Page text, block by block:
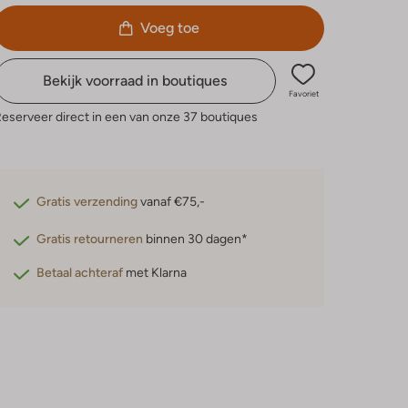
Voeg toe
Bekijk voorraad in boutiques
Favoriet
direct in een van onze 37 boutiques
Gratis verzendingvanaf €75,-
Gratis retourneren binnen 30 dagen*
Betaal achteraf met Klarna